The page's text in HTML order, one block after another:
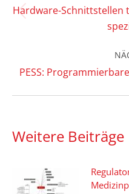
Hardware-
PESS:
Weitere Beiträge